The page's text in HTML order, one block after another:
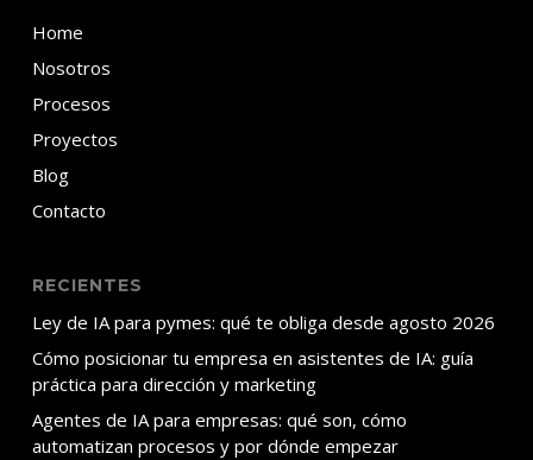
Home
Nosotros
Procesos
Proyectos
Blog
Contacto
RECIENTES
Ley de IA para pymes: qué te obliga desde agosto 2026
Cómo posicionar tu empresa en asistentes de IA: guía
práctica para dirección y marketing
Agentes de IA para empresas: qué son, cómo
automatizan procesos y por dónde empezar